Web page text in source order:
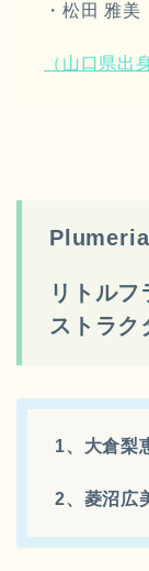
・松田 雅美
（山口県出
リトル
ストラク
1、大倉梨
2、菱沼広